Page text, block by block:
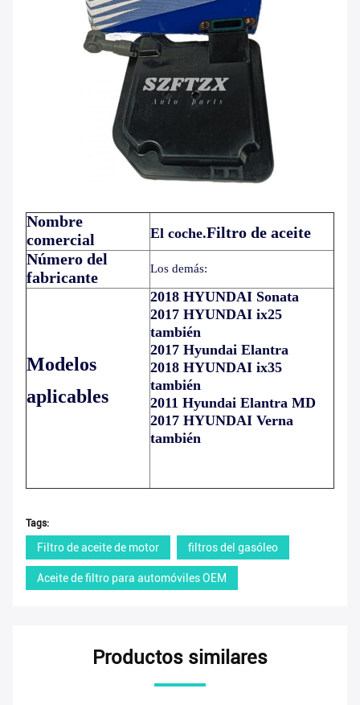
Nombre
comercial
El coche.Filtro de aceite
Número del
fabricante
Los demás:
Modelos
aplicables
2018 HYUNDAI Sonata
2017 HYUNDAI ix25
también
2017 Hyundai Elantra
2018 HYUNDAI ix35
también
2011 Hyundai Elantra MD
2017 HYUNDAI Verna
también
Tags:
Filtro de aceite de motor filtros del gasóleo
Aceite de filtro para automóviles OEM
Productos similares